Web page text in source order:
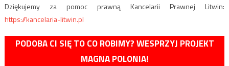
Dziękujemy za pomoc prawną Kancelarii Prawnej Litwin:
https://kancelaria-litwin.pl
PODOBA CI SIĘ TO CO ROBIMY? WESPRZYJ PROJEKT
MAGNA POLONIA!